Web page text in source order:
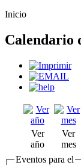
Inicio
Calendario
Ver
año
Ver
mes
Eventos para el